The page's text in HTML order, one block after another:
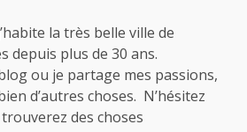
la très belle ville de
depuis plus de 30 ans.
ou je partage mes passions,
d’autres choses. N’hésitez
des choses